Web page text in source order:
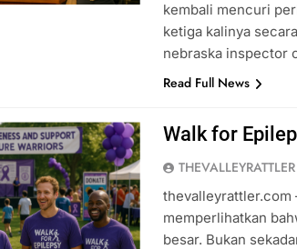
kembali mencuri
ketiga kalinya
nebraska inspector
Read Full News
Walk for
THEVALLEYRATTLER
thevalleyrattler.com
memperlihatkan
besar. Bukan